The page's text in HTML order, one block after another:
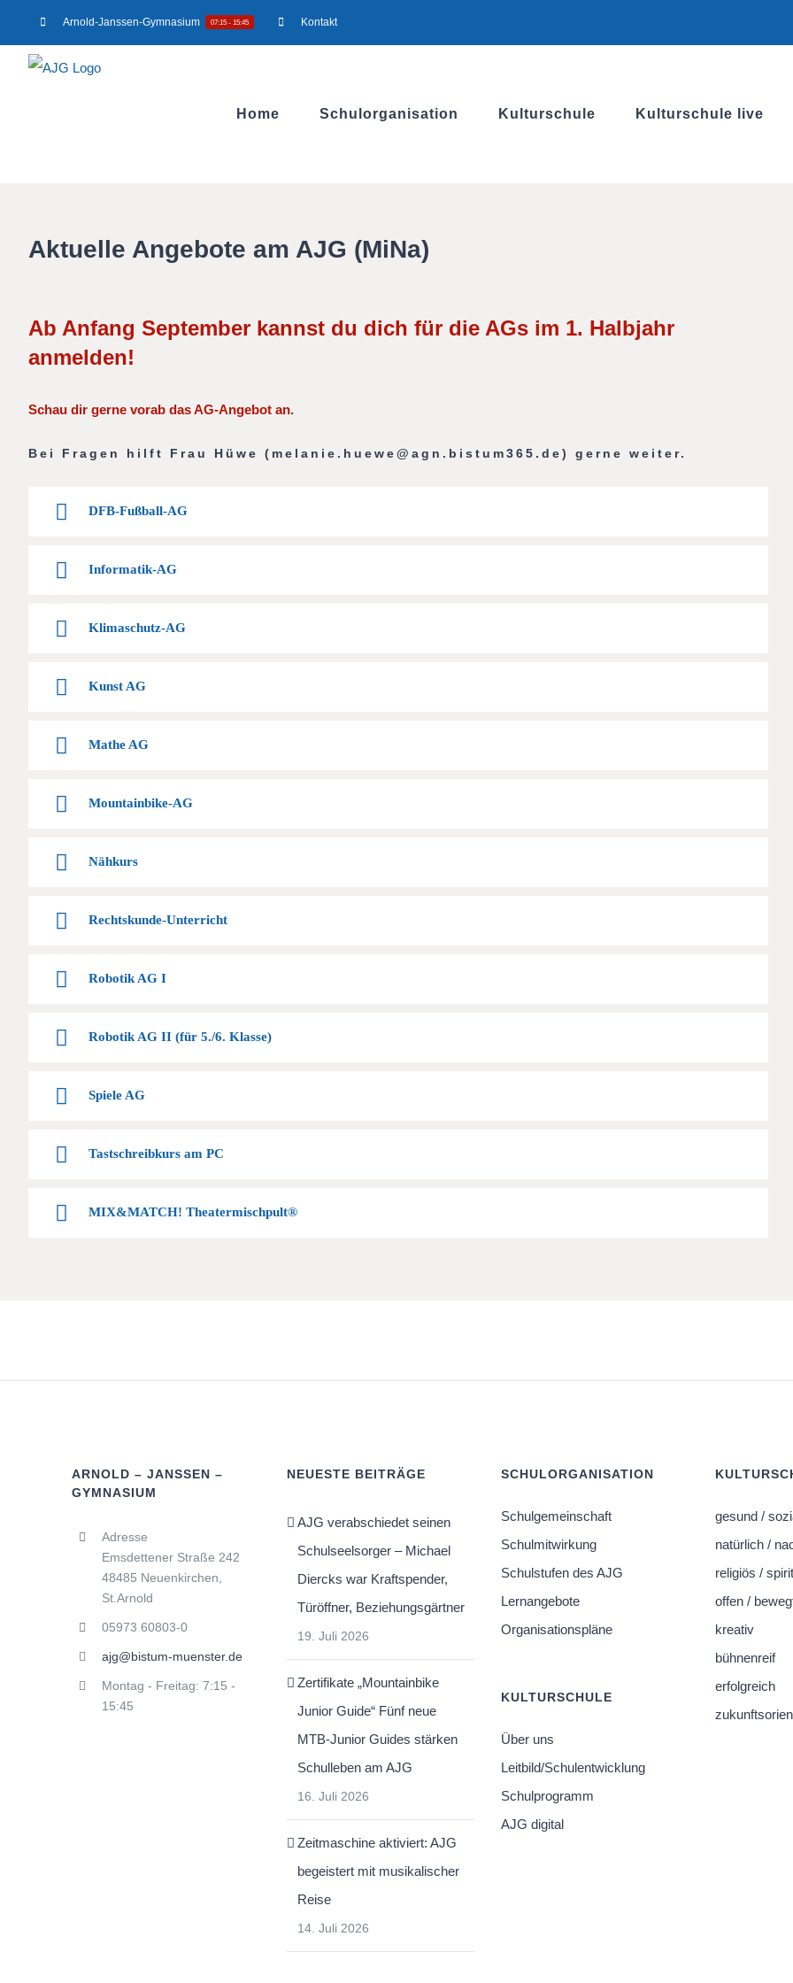
springen
Arnold-Janssen-Gymnasium 07:15 - 15:45 Kontakt
Home Schulorganisation Kulturschule Kulturschule live
Aktuelle Angebote am AJG (MiNa)
Ab Anfang September kannst du dich für die AGs im 1. Halbjahr
anmelden!
Schau dir gerne vorab das AG-Angebot an.
Bei Fragen hilft Frau Hüwe (melanie.huewe@agn.bistum365.de) gerne weiter.
DFB-Fußball-AG
Informatik-AG
Klimaschutz-AG
Kunst AG
Mathe AG
Mountainbike-AG
Nähkurs
Rechtskunde-Unterricht
Robotik AG I
Robotik AG II (für 5./6. Klasse)
Spiele AG
Tastschreibkurs am PC
MIX&MATCH! Theatermischpult®
ARNOLD – JANSSEN –
GYMNASIUM
Adresse
Emsdettener Straße 242
48485 Neuenkirchen,
St.Arnold
05973 60803-0
ajg@bistum-muenster.de
Montag - Freitag: 7:15 -
15:45
NEUESTE BEITRÄGE
AJG verabschiedet seinen
Schulseelsorger – Michael
Diercks war Kraftspender,
Türöffner, Beziehungsgärtner
19. Juli 2026
Zertifikate „Mountainbike
Junior Guide“ Fünf neue
MTB-Junior Guides stärken
Schulleben am AJG
16. Juli 2026
Zeitmaschine aktiviert: AJG
begeistert mit musikalischer
Reise
14. Juli 2026
SCHULORGANISATION
Schulgemeinschaft
Schulmitwirkung
Schulstufen des AJG
Lernangebote
Organisationspläne
KULTURSCHULE
Über uns
Leitbild/Schulentwicklung
Schulprogramm
AJG digital
gesund /
natürlich /
religiös /
offen /
kreativ
bühnenreif
erfolgreich